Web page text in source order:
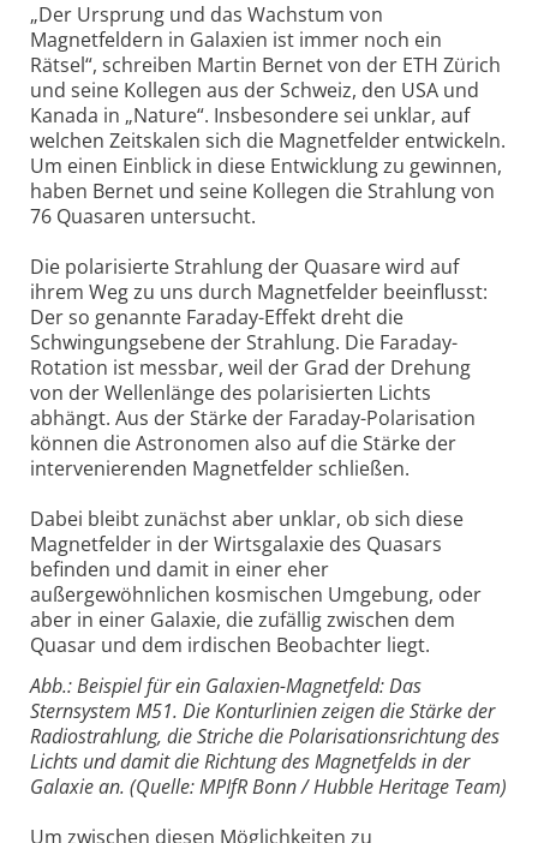
„Der Ursprung und das Wachstum von
Magnetfeldern in Galaxien ist immer noch ein
Rätsel“, schreiben Martin Bernet von der ETH Zürich
und seine Kollegen aus der Schweiz, den USA und
Kanada in „Nature“. Insbesondere sei unklar, auf
welchen Zeitskalen sich die Magnetfelder entwickeln.
Um einen Einblick in diese Entwicklung zu gewinnen,
haben Bernet und seine Kollegen die Strahlung von
76 Quasaren untersucht.
Die polarisierte Strahlung der Quasare wird auf
ihrem Weg zu uns durch Magnetfelder beeinflusst:
Der so genannte Faraday-Effekt dreht die
Schwingungsebene der Strahlung. Die Faraday-
Rotation ist messbar, weil der Grad der Drehung
von der Wellenlänge des polarisierten Lichts
abhängt. Aus der Stärke der Faraday-Polarisation
können die Astronomen also auf die Stärke der
intervenierenden Magnetfelder schließen.
Dabei bleibt zunächst aber unklar, ob sich diese
Magnetfelder in der Wirtsgalaxie des Quasars
befinden und damit in einer eher
außergewöhnlichen kosmischen Umgebung, oder
aber in einer Galaxie, die zufällig zwischen dem
Quasar und dem irdischen Beobachter liegt.
Abb.: Beispiel für ein Galaxien-Magnetfeld: Das
Sternsystem M51. Die Konturlinien zeigen die Stärke der
Radiostrahlung, die Striche die Polarisationsrichtung des
Lichts und damit die Richtung des Magnetfelds in der
Galaxie an. (Quelle: MPIfR Bonn / Hubble Heritage Team)
Um zwischen diesen Möglichkeiten zu